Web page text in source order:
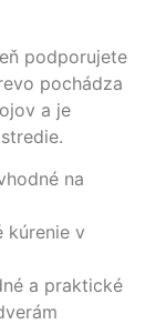
podporujete
pochádza
a je
na
kúrenie v
a praktické